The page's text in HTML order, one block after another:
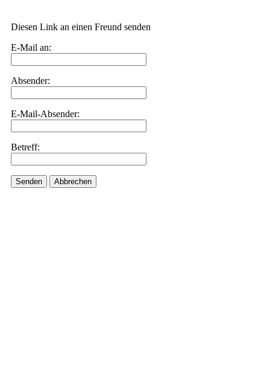
Diesen Link an einen Freund senden
E-Mail an:
Absender:
E-Mail-Absender:
Betreff:
Senden Abbrechen